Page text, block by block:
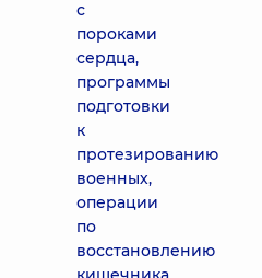
с
пороками
сердца,
программы
подготовки
к
протезированию
военных,
операции
по
восстановлению